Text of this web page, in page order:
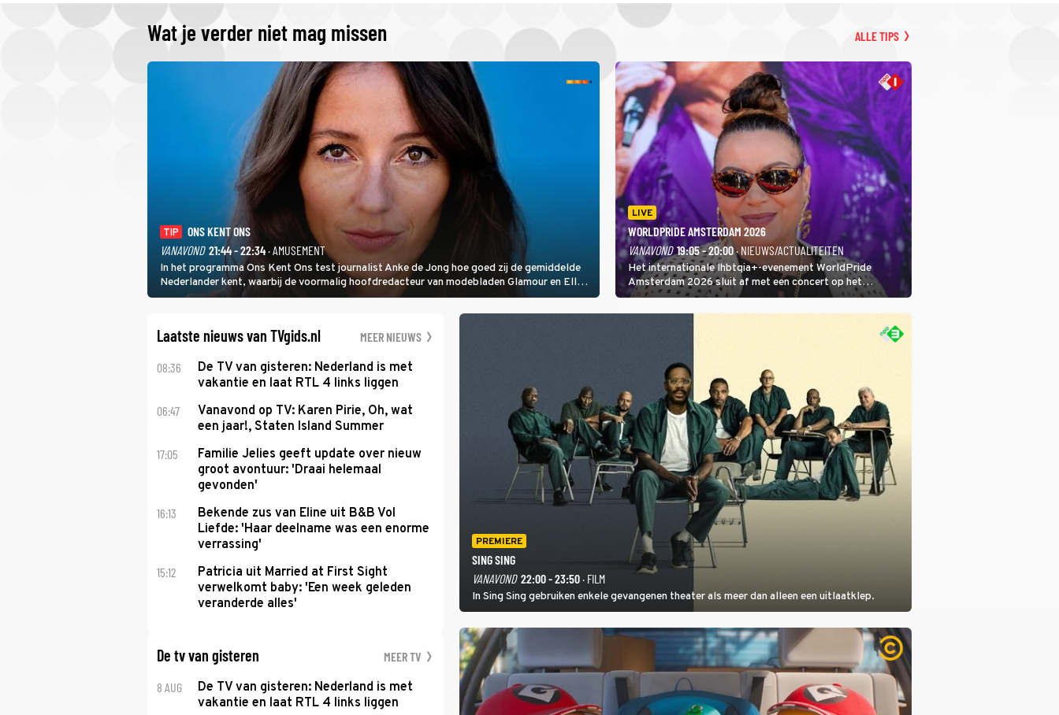
Wat je verder niet mag missen ALLE TIPS
TIP
ONS KENT ONS
VANAVOND 21:44 - 22:34· AMUSEMENT
In het programma Ons Kent Ons test journalist Anke de Jong hoe goed zij de gemiddelde
Nederlander kent, waarbij de voormalig hoofdredacteur van modebladen Glamour en Elle
het samen met rapper Keizer opneemt tegen Edson da Graça en Marc-Marie Huijbregts.
LIVE
WORLDPRIDE AMSTERDAM 2026
VANAVOND 19:05 - 20:00· NIEUWS/ACTUALITEITEN
Het internationale lhbtqia+-evenement WorldPride
Amsterdam 2026 sluit af met een concert op het
Amsterdamse Museumplein. Anita Doth is een van de
optredende artiesten. In de jaren 90 veroverde ze de
Laatste nieuws van TVgids.nl MEER NIEUWS
08:36
De TV van gisteren: Nederland is met
vakantie en laat RTL 4 links liggen
06:47
Vanavond op TV: Karen Pirie, Oh, wat
een jaar!, Staten Island Summer
17:05
Familie Jelies geeft update over nieuw
groot avontuur: 'Draai helemaal
gevonden'
16:13
Bekende zus van Eline uit B&B Vol
Liefde: 'Haar deelname was een enorme
verrassing'
15:12
Patricia uit Married at First Sight
verwelkomt baby: 'Een week geleden
veranderde alles'
De tv van gisteren MEER TV
8 AUG
De TV van gisteren: Nederland is met
vakantie en laat RTL 4 links liggen
PREMIERE
SING SING
VANAVOND 22:00 - 23:50· FILM
In Sing Sing gebruiken enkele gevangenen theater als meer dan alleen een uitlaatklep.